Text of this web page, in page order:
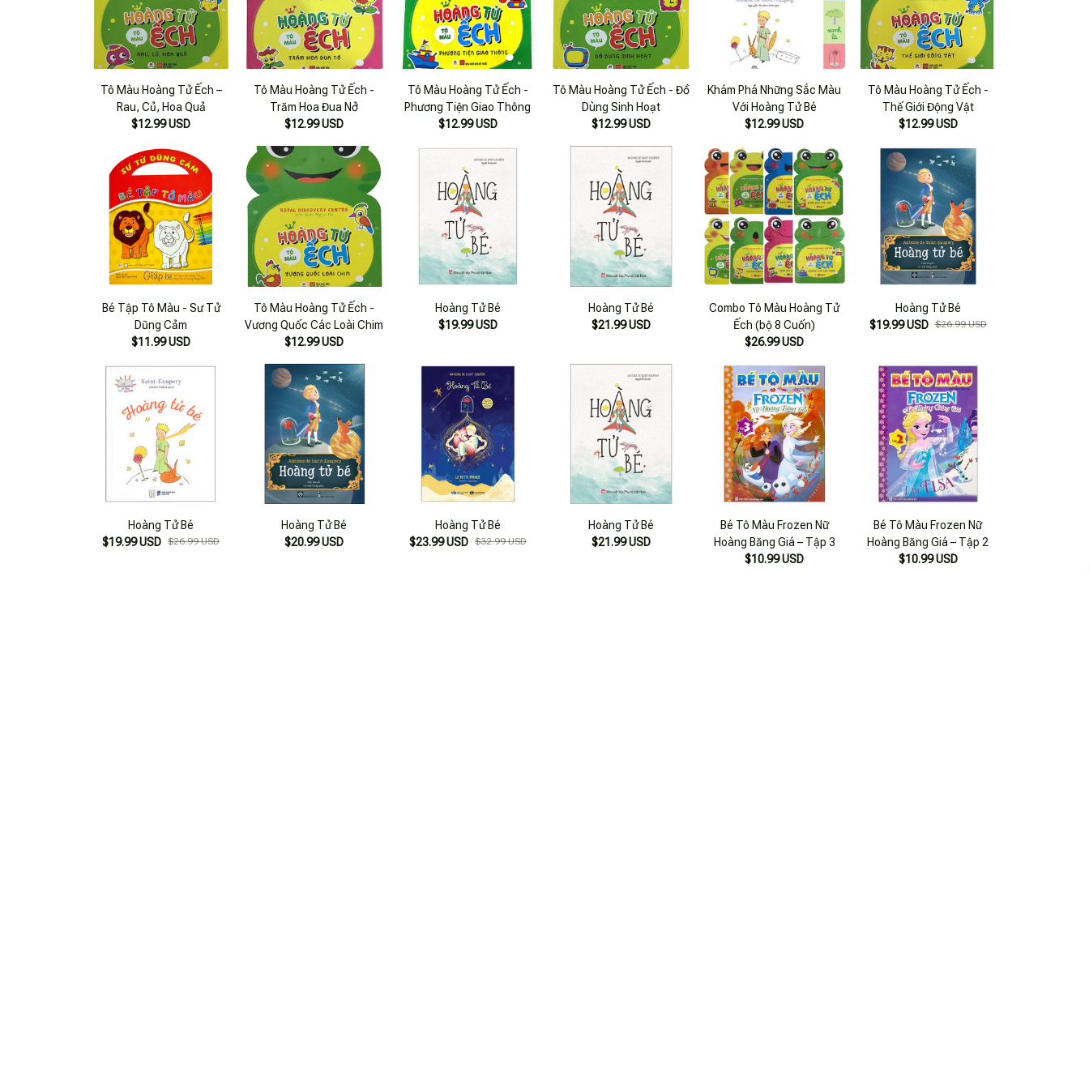
Tô Màu Hoàng Tử Ếch –
Rau, Củ, Hoa Quả
$12.99 USD
Tô Màu Hoàng Tử Ếch -
Trăm Hoa Đua Nở
$12.99 USD
Tô Màu Hoàng Tử Ếch -
Phương Tiện Giao Thông
$12.99 USD
Tô Màu Hoàng Tử Ếch - Đồ
Dùng Sinh Hoạt
$12.99 USD
Khám Phá Những Sắc Màu
Với Hoàng Tử Bé
$12.99 USD
Tô Màu Hoàng Tử Ếch -
Thế Giới Động Vật
$12.99 USD
Bé Tập Tô Màu - Sư Tử
Dũng Cảm
$11.99 USD
Tô Màu Hoàng Tử Ếch -
Vương Quốc Các Loài Chim
$12.99 USD
Hoàng Tử Bé
$19.99 USD
Hoàng Tử Bé
$21.99 USD
Combo Tô Màu Hoàng Tử
Ếch (bộ 8 Cuốn)
$26.99 USD
Hoàng Tử Bé
$19.99 USD $26.99 USD
Hoàng Tử Bé
$19.99 USD $26.99 USD
Hoàng Tử Bé
$20.99 USD
Hoàng Tử Bé
$23.99 USD $32.99 USD
Hoàng Tử Bé
$21.99 USD
Bé Tô Màu Frozen Nữ
Hoàng Băng Giá – Tập 3
$10.99 USD
Bé Tô Màu Frozen Nữ
Hoàng Băng Giá – Tập 2
$10.99 USD